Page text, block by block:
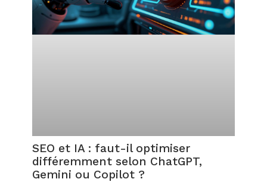
SEO et IA : faut-il optimiser
différemment selon ChatGPT,
Gemini ou Copilot ?